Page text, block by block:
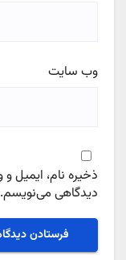
وب‌ سایت
ذخیره نام، ایمیل
دیدگاهی می‌نویسم.